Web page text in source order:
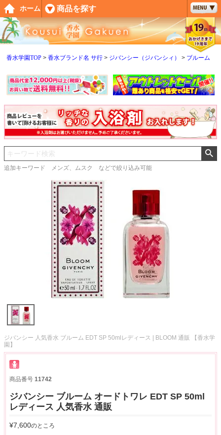
香水学園TOP 香水ブランド名 サ行 ジバンシー（ジバンシィ） ブルーム
追加キーワード メンズ、ムスク などで絞り込み可能
ジバンシー 人気香水 ブルーム EDT SP 50mlレディース | BLOOM 通販 【香水学
園】
商品番号 11742
ジバンシー ブルーム オードトワレ EDT SP 50ml
レディース 人気香水 通販
¥7,600のところ
ペー
ジト
ップ
へ
ホーム 商品を探す